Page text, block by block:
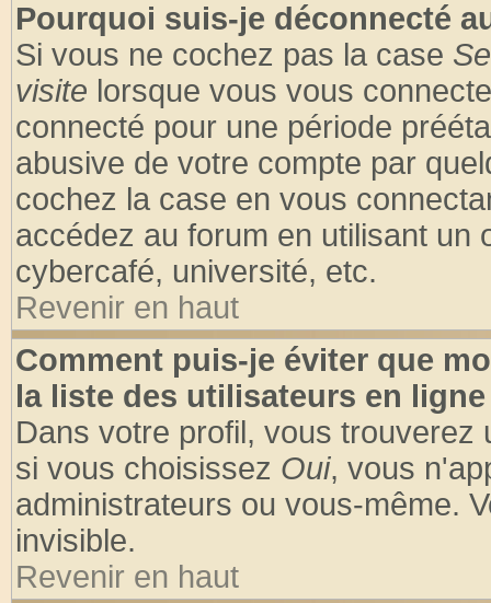
Pourquoi suis-je déconnecté
Si vous ne cochez pas la case
visite lorsque vous vous
connecté pour une période
abusive de votre compte par
cochez la case en vous
accédez au forum en utilisant un
cybercafé, université, etc.
Revenir en haut
Comment puis-je éviter que
la liste des utilisateurs en
Dans votre profil, vous trouverez
si vous choisissez Oui, vous
administrateurs ou vous-même.
invisible.
Revenir en haut